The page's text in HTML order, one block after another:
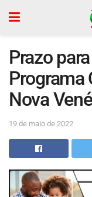
Prazo
Programa
Nova
19 de maio de 2022